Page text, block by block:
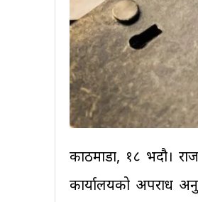
काठमाडौँ, १८ भदौ।
कार्यालयको अपराध